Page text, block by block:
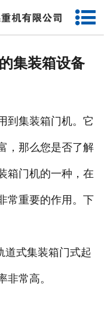
网站首页
企业实力
联系我们
集装箱设备
到集装箱门机。它
，那么您是否了解
箱门机的一种，在
常重要的作用。下
道式集装箱门式起
非常高。